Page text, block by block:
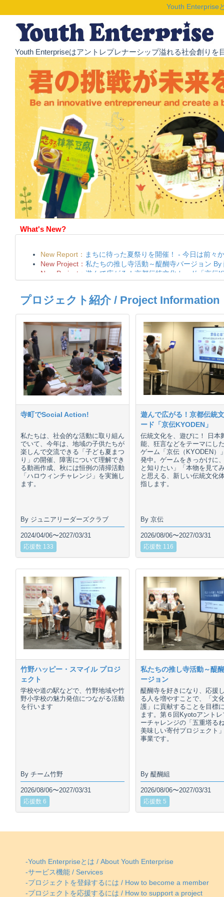
Youth Enterprise
Youth Enterpriseはアントレプレナーシップ溢れる社会創り
What's New?
プロジェクト紹介 / Project Information
寺町でSocial Action!
私たちは、社会的な活動に取り組ん
でいて、今年は、地域の子供たちが
楽しんで交流できる「子ども夏まつ
り」の開催、障害について理解でき
る動画作成、秋には恒例の清掃活動
「ハロウィンチャレンジ」を実施し
ます。
By ジュニアリーダーズクラブ
2024/04/06〜2027/03/31
応援数 133
遊んで広がる！京都伝統
ード「京伝KYODEN」
伝統文化を、遊びに！ 日本
能、狂言などをテーマにし
ゲーム「京伝（KYODEN）
発中。ゲームをきっかけに
と知りたい」「本物を見て
と思える、新しい伝統文化
指します。
By 京伝
2026/08/06〜2027/03/31
応援数 116
竹野ハッピー・スマイル プロジ
ェクト
学校や道の駅などで、竹野地域や竹
野小学校の魅力発信につながる活動
を行います
By チーム竹野
2026/08/06〜2027/03/31
応援数 6
私たちの推し寺活動～醍
ージョン
醍醐寺を好きになり、応援
る人を増やすことで、「文
護」に貢献することを目標
ます。第６回Kyotoアント
ーチャレンジの「五重塔る
美味しい寄付プロジェクト
事業です。
By 醍醐組
2026/08/06〜2027/03/31
応援数 5
-Youth Enterpriseとは / About Youth Enterprise
-サービス機能 / Services
-プロジェクトを登録するには / How to become a member
-プロジェクトを応援するには / How to support a project